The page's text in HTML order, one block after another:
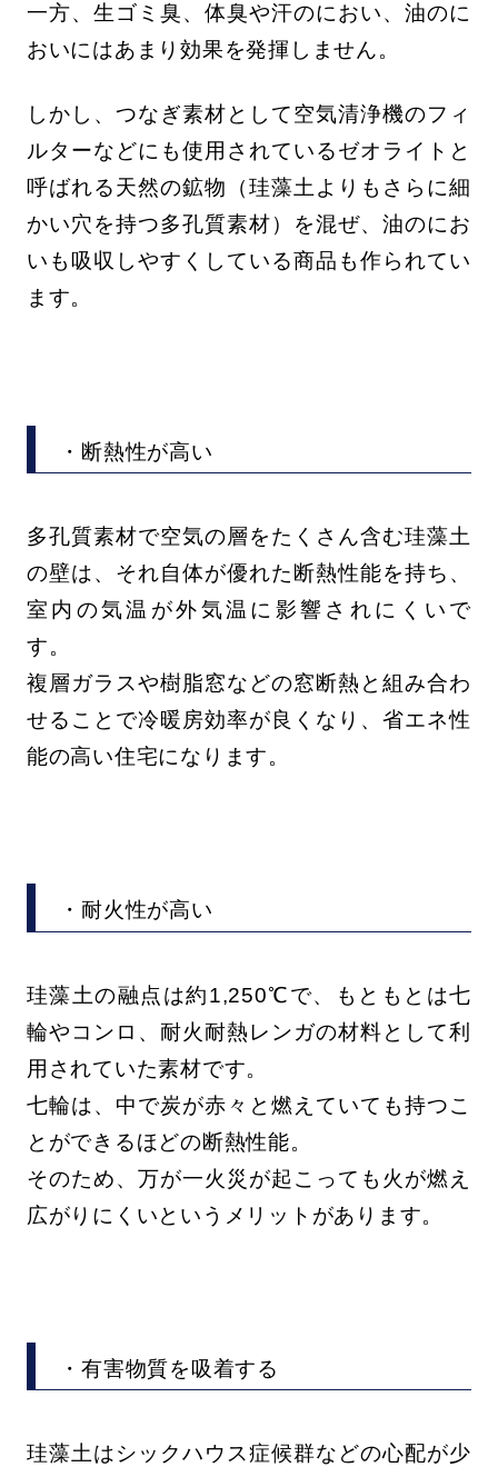
一方、生ゴミ臭、体臭や汗のにおい、油のに
おいにはあまり効果を発揮しません。
しかし、つなぎ素材として空気清浄機のフィ
ルターなどにも使用されているゼオライトと
呼ばれる天然の鉱物（珪藻土よりもさらに細
かい穴を持つ多孔質素材）を混ぜ、油のにお
いも吸収しやすくしている商品も作られてい
ます。
・断熱性が高い
多孔質素材で空気の層をたくさん含む珪藻土
の壁は、それ自体が優れた断熱性能を持ち、
室内の気温が外気温に影響されにくいで
す。
複層ガラスや樹脂窓などの窓断熱と組み合わ
せることで冷暖房効率が良くなり、省エネ性
能の高い住宅になります。
・耐火性が高い
珪藻土の融点は約1,250℃で、もともとは七
輪やコンロ、耐火耐熱レンガの材料として利
用されていた素材です。
七輪は、中で炭が赤々と燃えていても持つこ
とができるほどの断熱性能。
そのため、万が一火災が起こっても火が燃え
広がりにくいというメリットがあります。
・有害物質を吸着する
珪藻土はシックハウス症候群などの心配が少